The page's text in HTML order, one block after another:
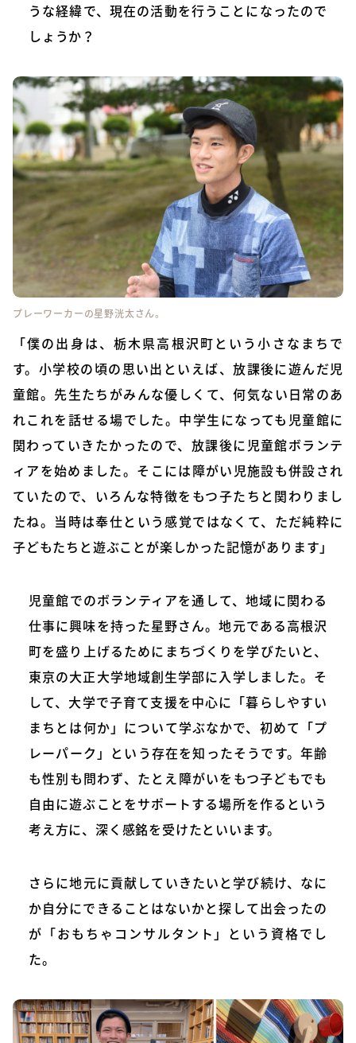
うな経緯で、現在の活動を行うことになったので
しょうか？
プレーワーカーの星野洸太さん。
「僕の出身は、栃木県高根沢町という小さなまちで
す。小学校の頃の思い出といえば、放課後に遊んだ児
童館。先生たちがみんな優しくて、何気ない日常のあ
れこれを話せる場でした。中学生になっても児童館に
関わっていきたかったので、放課後に児童館ボランテ
ィアを始めました。そこには障がい児施設も併設され
ていたので、いろんな特徴をもつ子たちと関わりまし
たね。当時は奉仕という感覚ではなくて、ただ純粋に
子どもたちと遊ぶことが楽しかった記憶があります」
児童館でのボランティアを通して、地域に関わる
仕事に興味を持った星野さん。地元である高根沢
町を盛り上げるためにまちづくりを学びたいと、
東京の大正大学地域創生学部に入学しました。そ
して、大学で子育て支援を中心に「暮らしやすい
まちとは何か」について学ぶなかで、初めて「プ
レーパーク」という存在を知ったそうです。年齢
も性別も問わず、たとえ障がいをもつ子どもでも
自由に遊ぶことをサポートする場所を作るという
考え方に、深く感銘を受けたといいます。
さらに地元に貢献していきたいと学び続け、なに
か自分にできることはないかと探して出会ったの
が「おもちゃコンサルタント」という資格でし
た。